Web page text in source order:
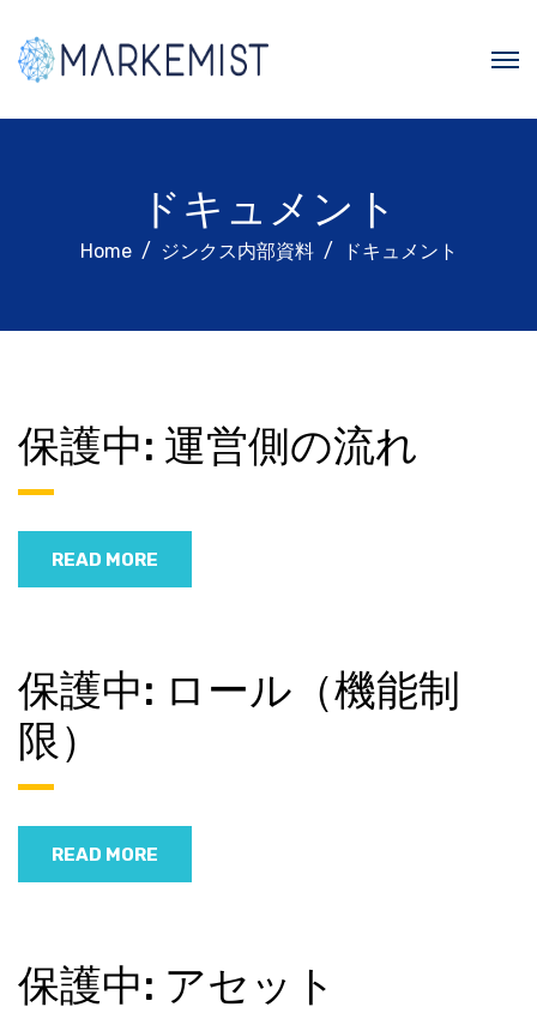
ドキュメント
Home ジンクス内部資料 ドキュメント
保護中: 運営側の流れ
READ MORE
保護中: ロール（機能制
限）
READ MORE
保護中: アセット